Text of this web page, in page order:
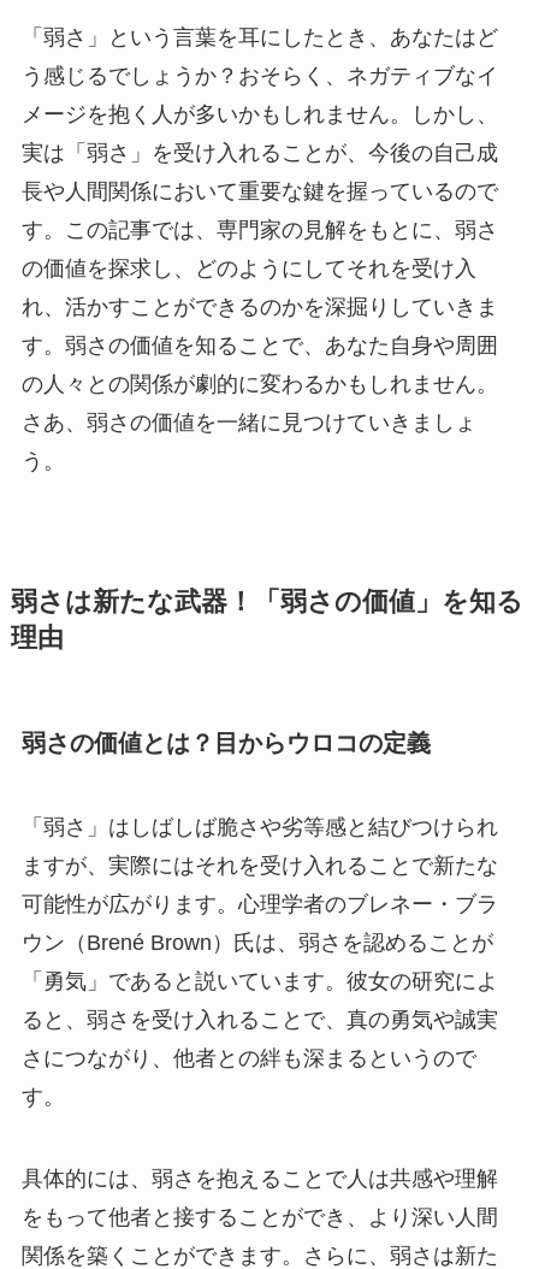
「弱さ」という言葉を耳にしたとき、あなたはど
う感じるでしょうか？おそらく、ネガティブなイ
メージを抱く人が多いかもしれません。しかし、
実は「弱さ」を受け入れることが、今後の自己成
長や人間関係において重要な鍵を握っているので
す。この記事では、専門家の見解をもとに、弱さ
の価値を探求し、どのようにしてそれを受け入
れ、活かすことができるのかを深掘りしていきま
す。弱さの価値を知ることで、あなた自身や周囲
の人々との関係が劇的に変わるかもしれません。
さあ、弱さの価値を一緒に見つけていきましょ
う。
弱さは新たな武器！「弱さの価値」を知る
理由
弱さの価値とは？目からウロコの定義
「弱さ」はしばしば脆さや劣等感と結びつけられ
ますが、実際にはそれを受け入れることで新たな
可能性が広がります。心理学者のブレネー・ブラ
ウン（Brené Brown）氏は、弱さを認めることが
「勇気」であると説いています。彼女の研究によ
ると、弱さを受け入れることで、真の勇気や誠実
さにつながり、他者との絆も深まるというので
す。
具体的には、弱さを抱えることで人は共感や理解
をもって他者と接することができ、より深い人間
関係を築くことができます。さらに、弱さは新た